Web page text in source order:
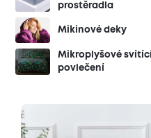
prostěradla
Mikinové deky
Mikroplyšové svítící
povlečení